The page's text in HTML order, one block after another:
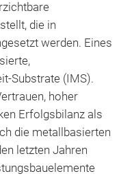
die in
werden. Eines
Substrate (IMS).
hoher
Erfolgsbilanz als
die metallbasierten
letzten Jahren